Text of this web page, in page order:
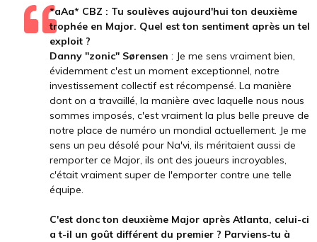
*aAa* CBZ : Tu soulèves aujourd'hui ton deuxième
trophée en Major. Quel est ton sentiment après un tel
exploit ?
Danny "zonic" Sørensen : Je me sens vraiment bien,
évidemment c'est un moment exceptionnel, notre
investissement collectif est récompensé. La manière
dont on a travaillé, la manière avec laquelle nous nous
sommes imposés, c'est vraiment la plus belle preuve de
notre place de numéro un mondial actuellement. Je me
sens un peu désolé pour Na'vi, ils méritaient aussi de
remporter ce Major, ils ont des joueurs incroyables,
c'était vraiment super de l'emporter contre une telle
équipe.
C'est donc ton deuxième Major après Atlanta, celui-ci
a t-il un goût différent du premier ? Parviens-tu à